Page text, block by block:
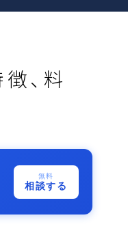
、料
無料
相談する